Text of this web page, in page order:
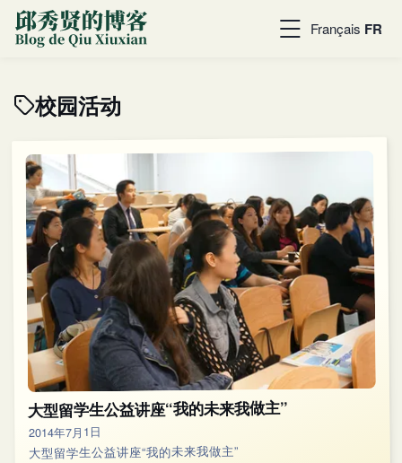
Français FR
校园活动
大型留学生公益讲座“我的未来我做主”
2014年7月1日
大型留学生公益讲座“我的未来我做主”